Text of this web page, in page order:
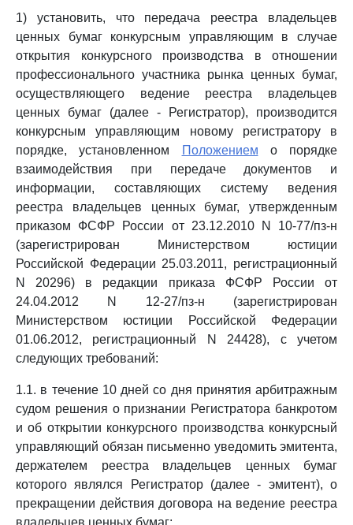
1) установить, что передача реестра владельцев
ценных бумаг конкурсным управляющим в случае
открытия конкурсного производства в отношении
профессионального участника рынка ценных бумаг,
осуществляющего ведение реестра владельцев
ценных бумаг (далее - Регистратор), производится
конкурсным управляющим новому регистратору в
порядке, установленном
Положением о порядке
взаимодействия при передаче документов и
информации, составляющих систему ведения
реестра владельцев ценных бумаг, утвержденным
приказом ФСФР России от 23.12.2010 N 10-77/пз-н
(зарегистрирован Министерством юстиции
Российской Федерации 25.03.2011, регистрационный
N 20296) в редакции приказа ФСФР России от
24.04.2012 N 12-27/пз-н (зарегистрирован
Министерством юстиции Российской Федерации
01.06.2012, регистрационный N 24428), с учетом
следующих требований:
1.1. в течение 10 дней со дня принятия арбитражным
судом решения о признании Регистратора банкротом
и об открытии конкурсного производства конкурсный
управляющий обязан письменно уведомить эмитента,
держателем реестра владельцев ценных бумаг
которого являлся Регистратор (далее - эмитент), о
прекращении действия договора на ведение реестра
владельцев ценных бумаг;